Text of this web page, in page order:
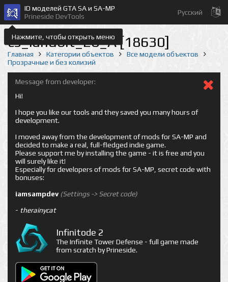
Нажмите, чтобы открыть меню
ID моделей GTA SA и SA-MP
Prineside DevTools
Русский
cs_landbit_20_A [18630]
Главная Категории объектов
Все модели объектов
Прозрачные и без колизий
Message from developer:
Hi!
I hope you like our tools and they saved you many hours of
development.
I moved away from the development of mods for SA-MP and
decided to make a real, full-fledged indie game.
Please support me by installing the game - it is free and you
will surely like it!
Especially for developers of mods for SA-MP, secret code with
bonuses:
iamsampdev (Settings -> Secret code)
- therainycat
Infinitode 2
The Infinite Tower Defense - full game made
from scratch by Prineside.